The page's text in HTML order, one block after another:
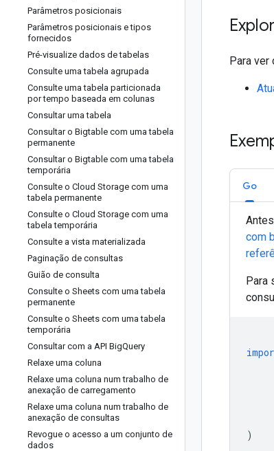
Parâmetros posicionais
Parâmetros posicionais e tipos
fornecidos
Pré-visualize dados de tabelas
Consulte uma tabela agrupada
Consulte uma tabela particionada
por tempo baseada em colunas
Consultar uma tabela
Consultar o Bigtable com uma tabela
permanente
Consultar o Bigtable com uma tabela
temporária
Consulte o Cloud Storage com uma
tabela permanente
Consulte o Cloud Storage com uma
tabela temporária
Consulte a vista materializada
Paginação de consultas
Guião de consulta
Consulte o Sheets com uma tabela
permanente
Consulte o Sheets com uma tabela
temporária
Consultar com a API BigQuery
Relaxe uma coluna
Relaxe uma coluna num trabalho de
anexação de carregamento
Relaxe uma coluna num trabalho de
anexação de consultas
Revogue o acesso a um conjunto de
dados
Para ver
Go
com
Para
)